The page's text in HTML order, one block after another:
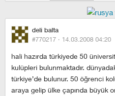
deli balta
#770217 · 14.03.2008 04:20
hali hazırda türkiyede 50
kulüpleri bulunmaktadır.
türkiye’de bulunur. 50 öğrenci
araya gelip ülke çapında büyük